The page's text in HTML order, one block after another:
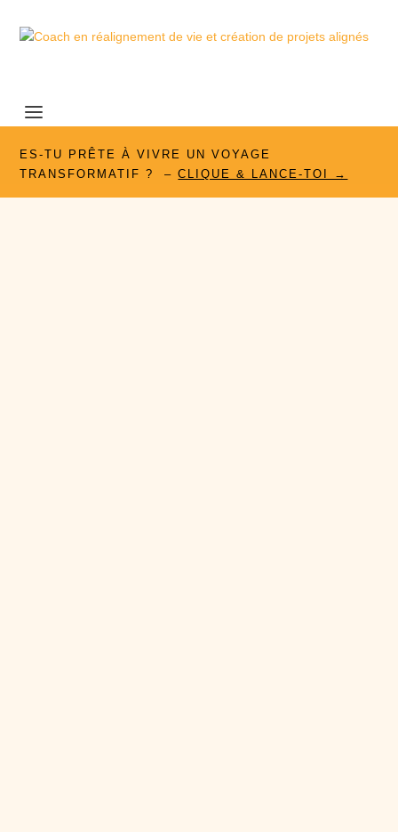
ES-TU PRÊTE À VIVRE UN VOYAGE
TRANSFORMATIF ? –CLIQUE & LANCE-TOI →